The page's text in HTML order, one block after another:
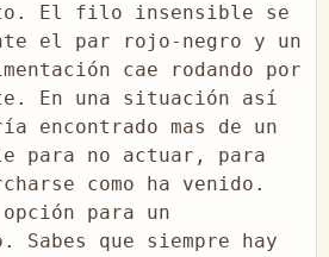
El filo insensible se
el par rojo-negro y un
cae rodando por
En una situación así
encontrado mas de un
para no actuar, para
como ha venido.
para un
Sabes que siempre hay